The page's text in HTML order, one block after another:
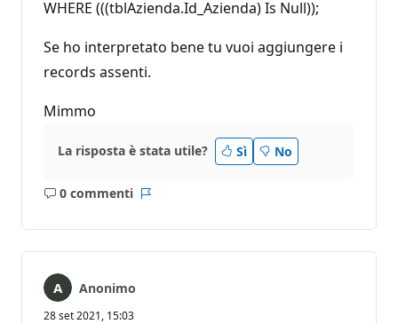
n
WHERE (((tblAzienda.Id_Azienda) Is Null));
Se ho interpretato bene tu vuoi aggiungere i
records assenti.
Mimmo
La risposta è stata utile? Sì No
0 commenti
Nessun
Anonimo
28 set 2021, 15:03